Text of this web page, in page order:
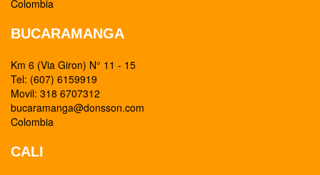
Colombia
BUCARAMANGA
Km 6 (Via Giron) N° 11 - 15
Tel: (607) 6159919
Movil: 318 6707312
bucaramanga@donsson.com
Colombia
CALI